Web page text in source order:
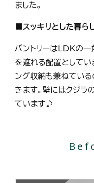
ました。
スッキリとした暮ら
パントリーはLDKの一
を遮れる配置としてい
ング収納も兼ねている
きます。壁にはクジラ
ています♪